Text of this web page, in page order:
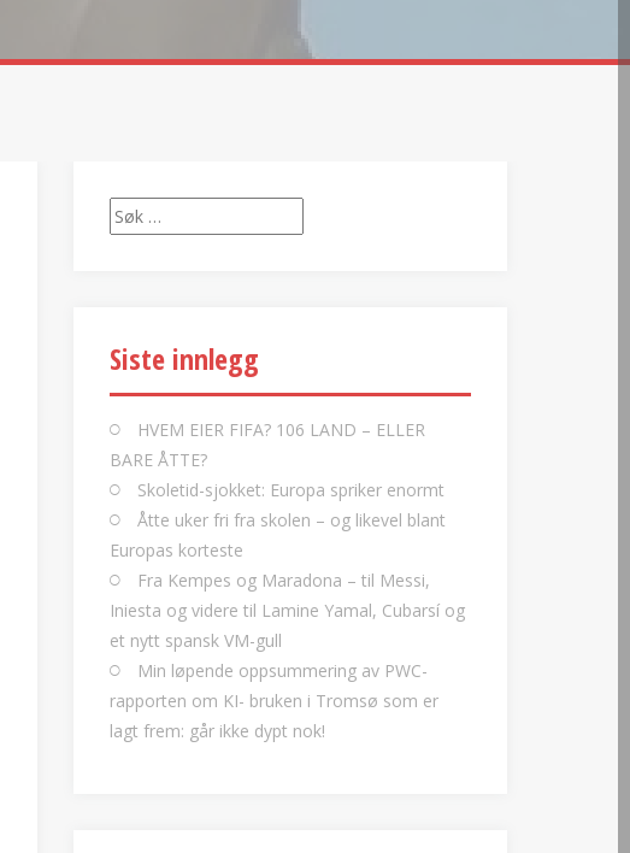
Søk
etter:
Siste innlegg
HVEM EIER FIFA? 106 LAND – ELLER
BARE ÅTTE?
Skoletid-sjokket: Europa spriker enormt
Åtte uker fri fra skolen – og likevel blant
Europas korteste
Fra Kempes og Maradona – til Messi,
Iniesta og videre til Lamine Yamal, Cubarsí og
et nytt spansk VM-gull
Min løpende oppsummering av PWC-
rapporten om KI- bruken i Tromsø som er
lagt frem: går ikke dypt nok!